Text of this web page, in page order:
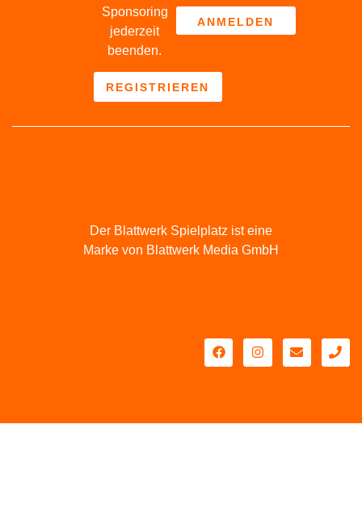
Sponsoring
jederzeit
beenden.
REGISTRIEREN
ANMELDEN
Der Blattwerk Spielplatz ist eine
Marke von Blattwerk Media GmbH